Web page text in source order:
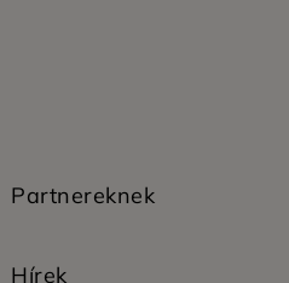
Partnereknek
Hírek